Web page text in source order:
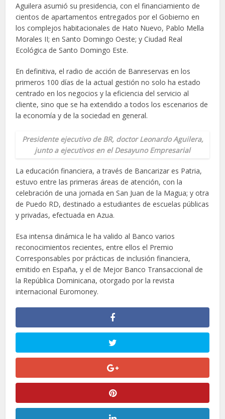
Aguilera asumió su presidencia, con el financiamiento de
cientos de apartamentos entregados por el Gobierno en
los complejos habitacionales de Hato Nuevo, Pablo Mella
Morales II; en Santo Domingo Oeste; y Ciudad Real
Ecológica de Santo Domingo Este.
En definitiva, el radio de acción de Banreservas en los
primeros 100 días de la actual gestión no solo ha estado
centrado en los negocios y la eficiencia del servicio al
cliente, sino que se ha extendido a todos los escenarios de
la economía y de la sociedad en general.
Presidente ejecutivo de BR, doctor Leonardo Aguilera,
junto a ejecutivos en el Desayuno Empresarial
La educación financiera, a través de Bancarizar es Patria,
estuvo entre las primeras áreas de atención, con la
celebración de una jornada en San Juan de la Magua; y otra
de Puedo RD, destinado a estudiantes de escuelas públicas
y privadas, efectuada en Azua.
Esa intensa dinámica le ha valido al Banco varios
reconocimientos recientes, entre ellos el Premio
Corresponsables por prácticas de inclusión financiera,
emitido en España, y el de Mejor Banco Transaccional de
la República Dominicana, otorgado por la revista
internacional Euromoney.